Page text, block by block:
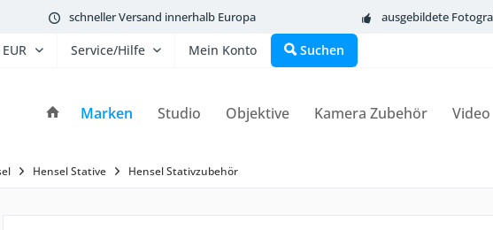
schneller Versand innerhalb Europa ausgebildete
Service/Hilfe Mein Konto Suchen
Marken Studio Objektive Kamera Zubehör Video
Hensel Stative Hensel Stativzubehör